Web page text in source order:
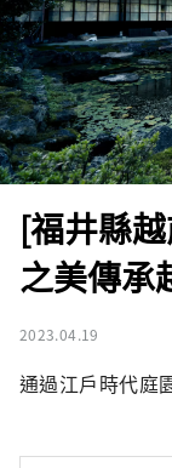
[福井縣
之美傳承
2023.04.19
通過江戶時代庭